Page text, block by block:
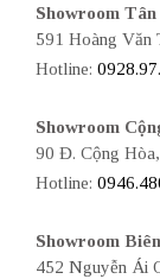
Showroom
591 Hoàng Văn
Hotline:
Showroom
90 Đ. Cộng
Hotline:
Showroom
452 Nguyễn Ái